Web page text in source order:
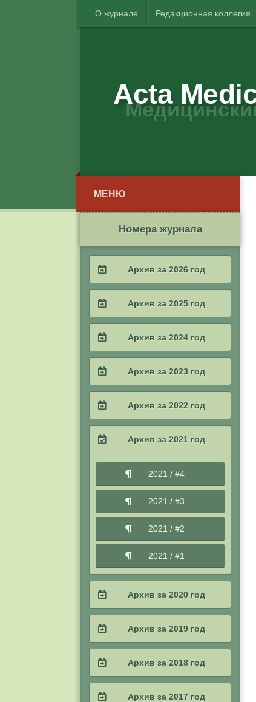
О журнале Редакционная коллегия
Acta
МЕНЮ
Номера журнала
Архив за 2026 год
2026 / #1
Архив за 2025 год
2025 / #3
2025 / #2
Архив за 2024 год
2024 / #3
2024 / #2
Архив за 2023 год
2023 / #3
Архив за 2022 год
2022 / #3
2022 / #2
2022 / #1
Архив за 2021 год
2021 / #4
2021 / #3
2021 / #2
2021 / #1
Архив за 2020 год
2020 / #3
2020 / #2
Архив за 2019 год
2019 / #3
Архив за 2018 год
Архив за 2017 год